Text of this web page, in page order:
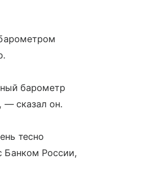
барометр
— сказал он.
тесно
Банком России,